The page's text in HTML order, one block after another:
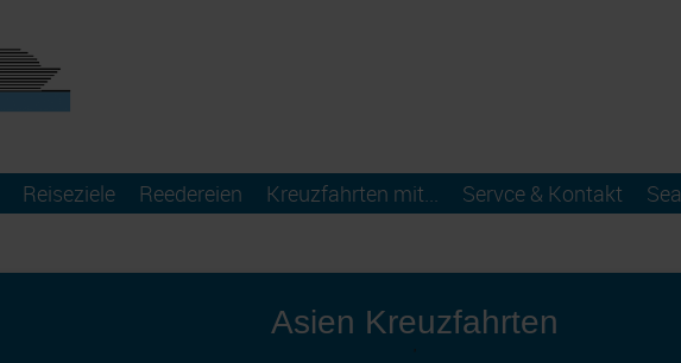
Reiseziele Reedereien Kreuzfahrten mit... Servce & Kontakt
Asien Kreuzfahrten